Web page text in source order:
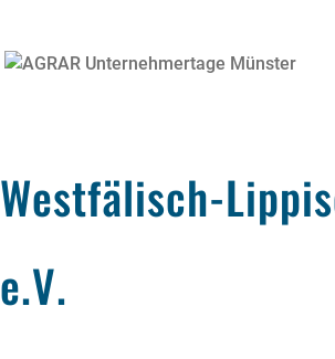
Westfälisch-
e.V.